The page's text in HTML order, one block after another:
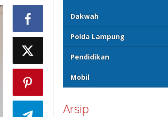
Dakwah
Polda Lampung
Pendidikan
Mobil
Arsip